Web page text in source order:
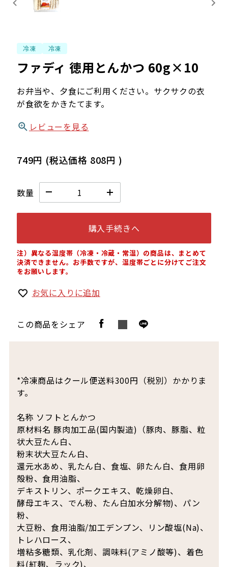
ファディ 徳用とんかつ 60g×10
お弁当や、夕食にご利用ください。サクサクの衣
が食欲をかきたてます。
レビューを見る
749円 (税込価格 808円 )
数量
購入手続きへ
注）異なる温度帯（冷凍・冷蔵・常温）の商品は、まとめて
決済できません。お手数ですが、温度帯ごとに分けてご注文
をお願いします。
お気に入りに追加
この商品をシェア
冷凍 冷凍
*冷凍商品はクール便送料300円（税別）かかりま
す。
名称 ソフトとんかつ
原材料名 豚肉加工品(国内製造)（豚肉、豚脂、粒
状大豆たん白、
粉末状大豆たん白、
還元水あめ、乳たん白、食塩、卵たん白、食用卵
殻粉、食用油脂、
デキストリン、ポークエキス、乾燥卵白、
酵母エキス、でん粉、たん白加水分解物)、パン
粉、
大豆粉、食用油脂/加工デンプン、リン酸塩(Na)、
トレハロース、
増粘多糖類、乳化剤、調味料(アミノ酸等)、着色
料(紅麹、ラック)、